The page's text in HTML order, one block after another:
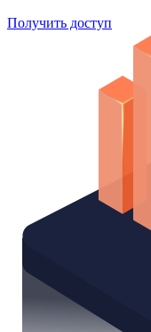
Поиск облигаций
Надстройка Excel
Получить доступ